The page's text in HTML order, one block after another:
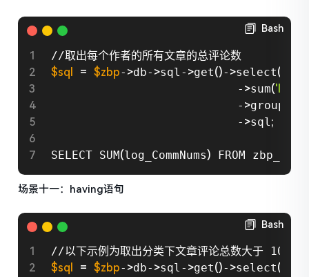
Bash
$sql
= $zbp- >db- >sql- >get()- >select(
                           -
>sum(
                           -
>groupBy
                           -
>sql ;
SELECT SUM(log_CommNums) FROM
场景十一：having语句
Bash
$sql = $zbp- >db- >sql- >get()- >select(